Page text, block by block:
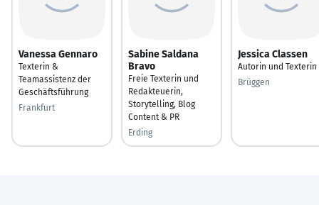
Vanessa Gennaro
Texterin &
Teamassistenz der
Geschäftsführung
Frankfurt
Sabine Saldana
Bravo
Freie Texterin und
Redakteuerin,
Storytelling, Blog
Content & PR
Erding
Jessica Classen
Autorin und Texterin
Brüggen